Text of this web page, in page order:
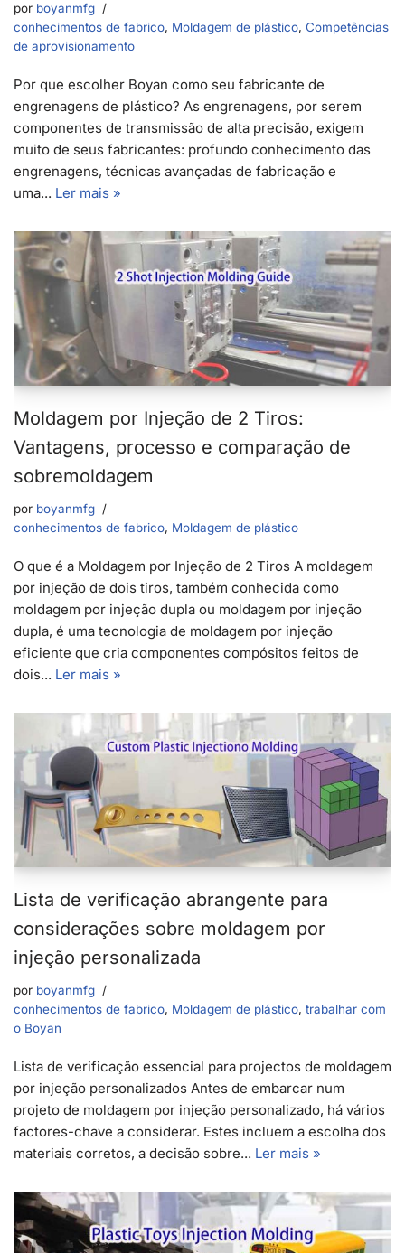
por boyanmfg
conhecimentos de fabrico, Moldagem de plástico, Competências
de aprovisionamento
Por que escolher Boyan como seu fabricante de
engrenagens de plástico? As engrenagens, por serem
componentes de transmissão de alta precisão, exigem
muito de seus fabricantes: profundo conhecimento das
engrenagens, técnicas avançadas de fabricação e
uma... Ler mais »
Moldagem por Injeção de 2 Tiros:
Vantagens, processo e comparação de
sobremoldagem
por boyanmfg
conhecimentos de fabrico, Moldagem de plástico
O que é a Moldagem por Injeção de 2 Tiros A moldagem
por injeção de dois tiros, também conhecida como
moldagem por injeção dupla ou moldagem por injeção
dupla, é uma tecnologia de moldagem por injeção
eficiente que cria componentes compósitos feitos de
dois... Ler mais »
Lista de verificação abrangente para
considerações sobre moldagem por
injeção personalizada
por boyanmfg
conhecimentos de fabrico, Moldagem de plástico, trabalhar com
o Boyan
Lista de verificação essencial para projectos de moldagem
por injeção personalizados Antes de embarcar num
projeto de moldagem por injeção personalizado, há vários
factores-chave a considerar. Estes incluem a escolha dos
materiais corretos, a decisão sobre... Ler mais »